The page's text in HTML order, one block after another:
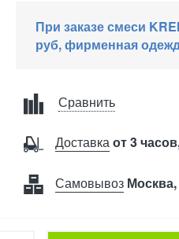
При заказе смеси
руб, фирменная
Сравнить
Доставкаот 3
Самовывоз